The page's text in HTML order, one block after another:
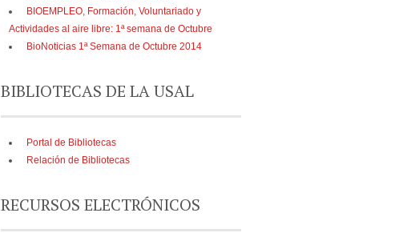
BIOEMPLEO, Formación, Voluntariado y
Actividades al aire libre: 1ª semana de Octubre
BioNoticias 1ª Semana de Octubre 2014
BIBLIOTECAS DE LA USAL
Portal de Bibliotecas
Relación de Bibliotecas
RECURSOS ELECTRÓNICOS